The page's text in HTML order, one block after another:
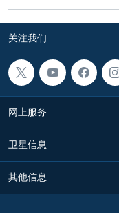
关注我们
网上服务
卫星信息
其他信息